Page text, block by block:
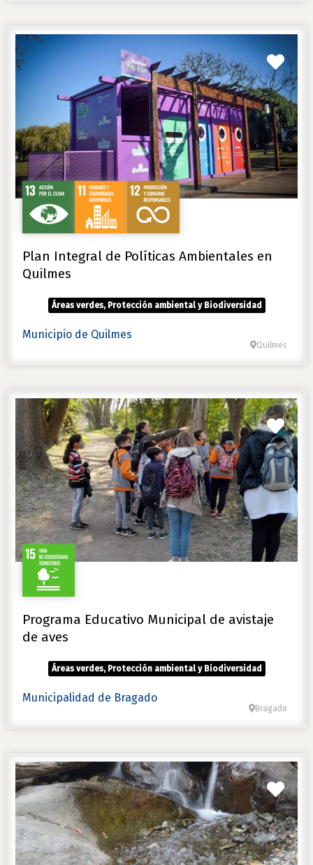
Plan Integral de Políticas Ambientales en
Quilmes
Áreas verdes, Protección ambiental y Biodiversidad
Municipio de Quilmes
Quilmes
Programa Educativo Municipal de avistaje
de aves
Áreas verdes, Protección ambiental y Biodiversidad
Municipalidad de Bragado
Bragado